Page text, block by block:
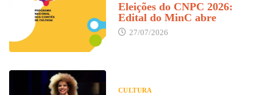
Eleições do CNPC 2026:
Edital do MinC abre
27/07/2026
CULTURA